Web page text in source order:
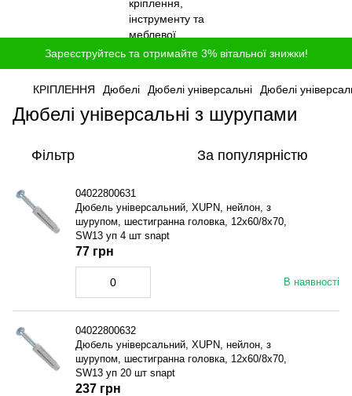
Зареєструйтесь та отримайте 3% вітальної знижки!
КРІПЛЕННЯ Дюбелі Дюбелі універсальні Дюбелі
Дюбелі універсальні з шурупами
Фільтр За популярністю
04022800631
Дюбель універсальний, XUPN, нейлон, з
шурупом, шестигранна головка, 12x60/8x70,
SW13 уп 4 шт snapt
В наявності
77 грн
04022800632
Дюбель універсальний, XUPN, нейлон, з
шурупом, шестигранна головка, 12x60/8x70,
SW13 уп 20 шт snapt
237 грн